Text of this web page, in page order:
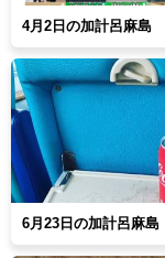
4月2日の加計呂麻島
6月23日の加計呂麻島